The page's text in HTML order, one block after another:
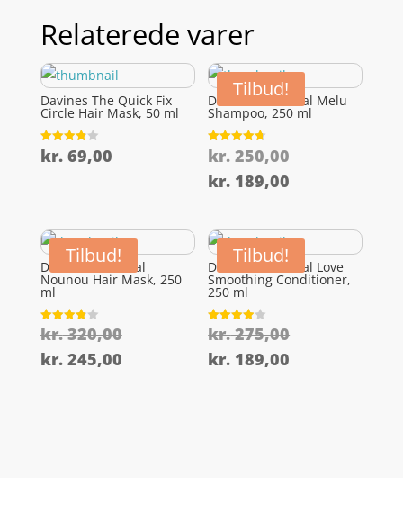
Relaterede varer
Davines The Quick Fix
Circle Hair Mask, 50 ml
Vurderet
3.8
kr.69,00
Tilbud!
Davines Essential Melu
Shampoo, 250 ml
Vurderet
4.7
ud af 5
kr.250,00Den
var:
kr. 250,00.
kr. 189,00
pris
er:
kr. 189,00.
Tilbud!
Davines Essential
Nounou Hair Mask, 250
ml
Vurderet
3.9
ud af 5
kr.320,00Den
oprindelige
kr.245,00Den
Tilbud!
Davines Essential Love
Smoothing Conditioner,
250 ml
Vurderet
3.9
ud af 5
kr.275,00Den
kr. 189,00